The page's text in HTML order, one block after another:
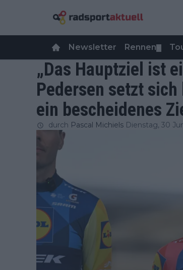
Newsletter Rennen
„Das Hauptziel ist
Pedersen setzt sich
ein bescheidenes
durch Pascal Michiels Dienstag, 30